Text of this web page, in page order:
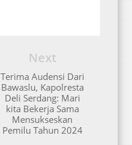
Next
Terima Audensi Dari
Bawaslu, Kapolresta
Deli Serdang: Mari
kita Bekerja Sama
Mensukseskan
Pemilu Tahun 2024